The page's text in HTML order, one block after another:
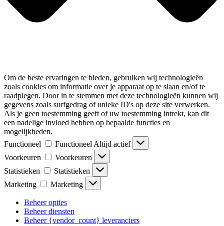
Om de beste ervaringen te bieden, gebruiken wij technologieën
zoals cookies om informatie over je apparaat op te slaan en/of te
raadplegen. Door in te stemmen met deze technologieën kunnen wij
gegevens zoals surfgedrag of unieke ID's op deze site verwerken.
Als je geen toestemming geeft of uw toestemming intrekt, kan dit
een nadelige invloed hebben op bepaalde functies en
mogelijkheden.
Functioneel
Functioneel Altijd actief
Voorkeuren
Voorkeuren
Statistieken
Statistieken
Marketing
Marketing
Beheer opties
Beheer diensten
Beheer {vendor_count} leveranciers